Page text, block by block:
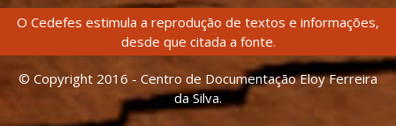
O Cedefes estimula a reprodução de textos e informações,
desde que citada a fonte.
© Copyright 2016 - Centro de Documentação Eloy Ferreira
da Silva.